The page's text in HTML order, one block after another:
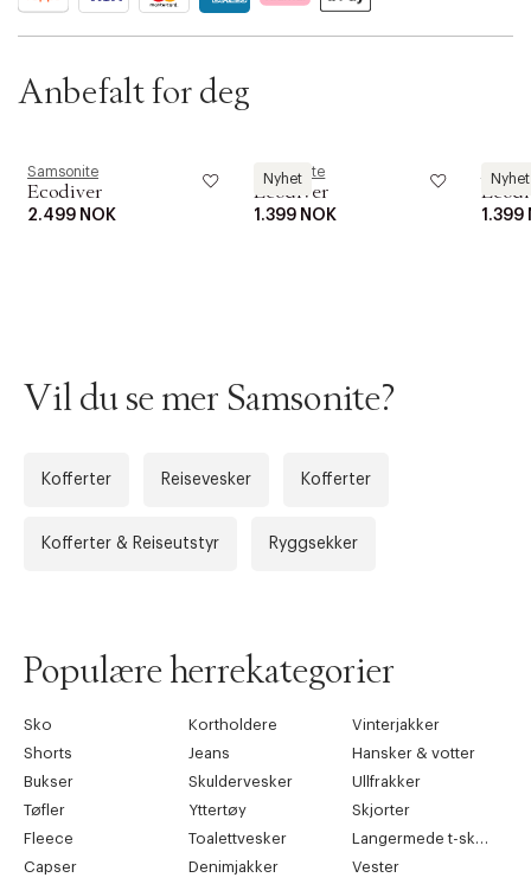
n
Anbefalt for deg
Samsonite
Ecodiver
2.499 NOK
Nyhet
Samsonite
Ecodiver
1.399 NOK
Nyhet
1.399
Vil du se mer Samsonite?
Kofferter Reisevesker Kofferter
Kofferter & Reiseutstyr Ryggsekker
Populære herrekategorier
Sko Kortholdere
Vinterjakker
Shorts
Jeans
Hansker & votter
Bukser
Skuldervesker
Ullfrakker
Tøfler
Yttertøy
Skjorter
Fleece
Toalettvesker
Langermede t-skjorter
Capser
Denimjakker
Vester